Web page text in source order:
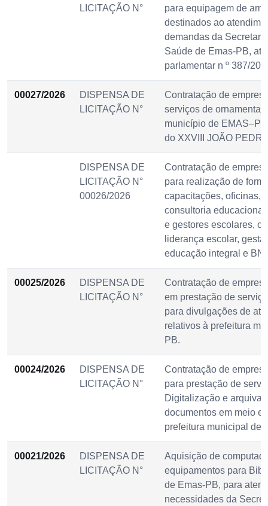
LICITAÇÃO N°
para equipagem de
destinados ao
demandas da
Saúde de Emas-PB,
parlamentar n º 387/
00027/2026
DISPENSA DE
LICITAÇÃO N°
Contratação de
serviços de
município de
do XXVIII JOÃO
DISPENSA DE
LICITAÇÃO N°
00026/2026
Contratação de
para realização de
capacitações, oficinas,
consultoria educacional
e gestores escolares,
liderança escolar,
educação integral e
00025/2026
DISPENSA DE
LICITAÇÃO N°
Contratação de
em prestação de
para divulgações de
relativos à prefeitura
PB.
00024/2026
DISPENSA DE
LICITAÇÃO N°
Contratação de
para prestação de
Digitalização e
documentos em meio
prefeitura municipal de
00021/2026
DISPENSA DE
LICITAÇÃO N°
Aquisição de
equipamentos para
de Emas-PB, para
necessidades da